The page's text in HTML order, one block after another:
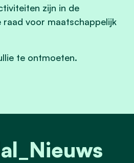
zijn in de
raad voor maatschappelijk
te ontmoeten.